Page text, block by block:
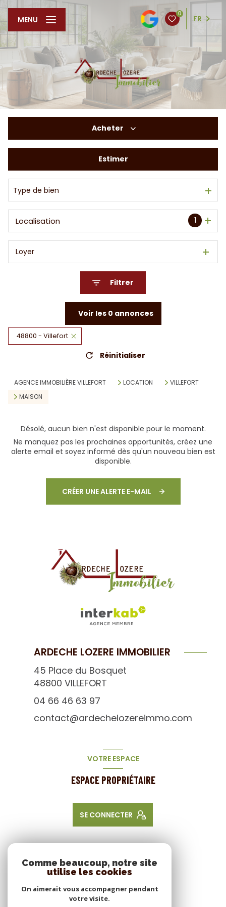
0
FR
MENU
Acheter
De l'immo pro
Estimer
Type de bien
1
Localisation
Loyer
Filtrer
Voir les 0 annonces
48800 - Villefort
Réinitialiser
AGENCE IMMOBILIÈRE VILLEFORT LOCATION
VILLEFORT
MAISON
Désolé, aucun bien n'est disponible pour le moment.
Ne manquez pas les prochaines opportunités, créez une
alerte email et soyez informé dès qu'un nouveau bien est
disponible.
CRÉER UNE ALERTE E-MAIL
ARDECHE LOZERE IMMOBILIER
45 Place du Bosquet
48800 VILLEFORT
04 66 46 63 97
contact@ardechelozereimmo.com
VOTRE ESPACE
ESPACE PROPRIÉTAIRE
SE CONNECTER
NOUS SUIVRE
Comme beaucoup, notre site
utilise les cookies
On aimerait vous accompagner pendant
votre visite.